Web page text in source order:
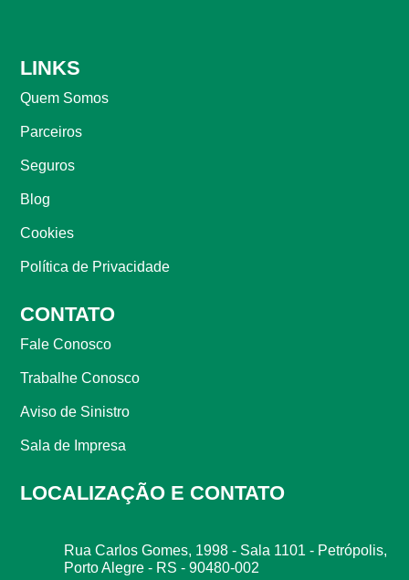
LINKS
Quem Somos
Parceiros
Seguros
Blog
Cookies
Política de Privacidade
CONTATO
Fale Conosco
Trabalhe Conosco
Aviso de Sinistro
Sala de Impresa
LOCALIZAÇÃO E CONTATO
Rua Carlos Gomes, 1998 - Sala 1101 - Petrópolis,
Porto Alegre - RS - 90480-002